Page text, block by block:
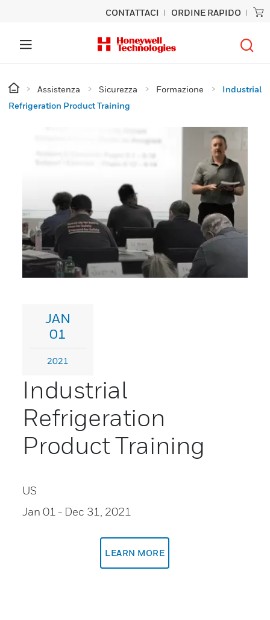
CONTATTACI ORDINE RAPIDO
Assistenza Sicurezza Formazione
Industrial
Refrigeration Product Training
JAN
01
2021
Industrial
Refrigeration
Product Training
US
Jan 01 - Dec 31, 2021
LEARN MORE